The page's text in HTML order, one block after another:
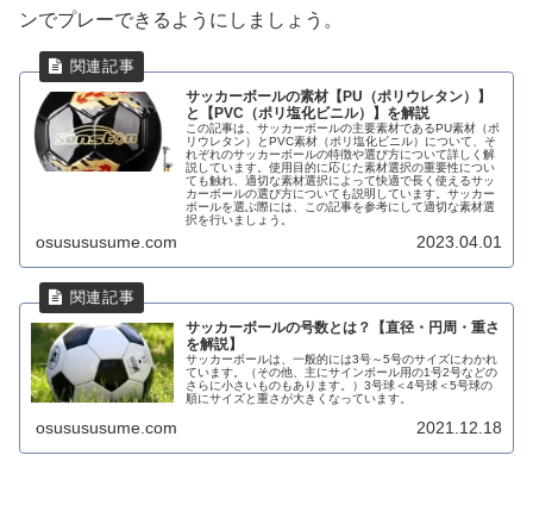
ンでプレーできるようにしましょう。
サッカーボールの素材【PU（ポリウレタン）】
と【PVC（ポリ塩化ビニル）】を解説
この記事は、サッカーボールの主要素材であるPU素材（ポ
リウレタン）とPVC素材（ポリ塩化ビニル）について、そ
れぞれのサッカーボールの特徴や選び方について詳しく解
説しています。使用目的に応じた素材選択の重要性につい
ても触れ、適切な素材選択によって快適で長く使えるサッ
カーボールの選び方についても説明しています。サッカー
ボールを選ぶ際には、この記事を参考にして適切な素材選
択を行いましょう。
osusususume.com 2023.04.01
サッカーボールの号数とは？【直径・円周・重さ
を解説】
サッカーボールは、一般的には3号～5号のサイズにわかれ
ています。（その他、主にサインボール用の1号2号などの
さらに小さいものもあります。）3号球＜4号球＜5号球の
順にサイズと重さが大きくなっています。
osusususume.com 2021.12.18